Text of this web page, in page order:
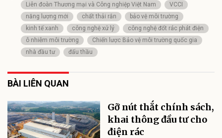
Liên đoàn Thương mại và Công nghiệp Việt Nam
VCCI
năng lượng mới
chất thải rắn
bảo vệ môi trường
kinh tế xanh
công nghệ xử lý
công nghệ đốt rác phát điện
ô nhiễm môi trường
Chiến lược Bảo vệ môi trường quốc gia
nhà đầu tư
đấu thầu
BÀI LIÊN QUAN
Gỡ nút thắt chính sách,
khai thông đầu tư cho
điện rác